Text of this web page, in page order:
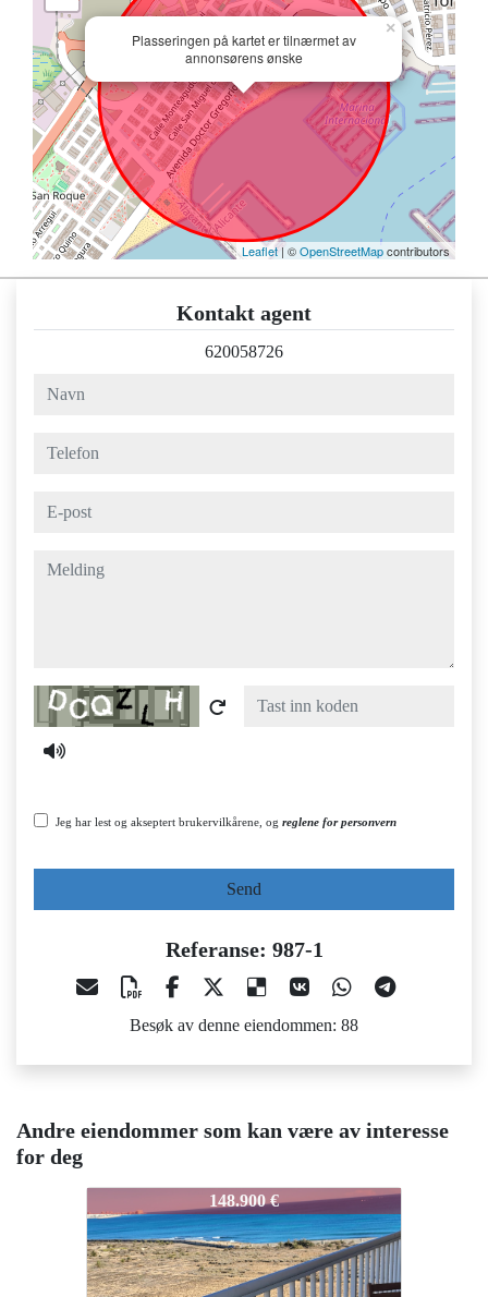
Plasseringen på kartet er tilnærmet av
annonsørens ønske
×
Leaflet| ©OpenStreetMapcontributors
Kontakt agent
620058726
navn
telefon
e-post
melding
Captcha
Jeg har lest og akseptert brukervilkårene, og reglene for personvern
Send
Referanse: 987-1
Besøk av denne eiendommen: 88
Andre eiendommer som kan være av interesse
for deg
148.900 € 150.000 €